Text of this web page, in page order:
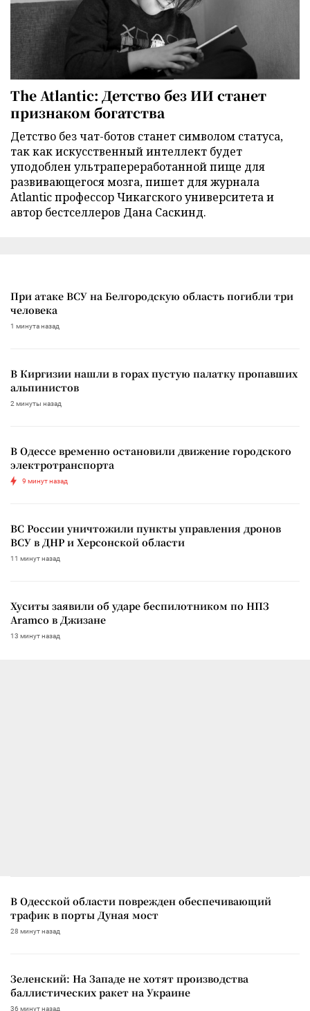
The Atlantic: Детство без ИИ станет
признаком богатства
Детство без чат-ботов станет символом статуса,
так как искусственный интеллект будет
уподоблен ультрапереработанной пище для
развивающегося мозга, пишет для журнала
Atlantic профессор Чикагского университета и
автор бестселлеров Дана Саскинд.
При атаке ВСУ на Белгородскую область погибли три
человека
1 минута назад
В Киргизии нашли в горах пустую палатку пропавших
альпинистов
2 минуты назад
В Одессе временно остановили движение городского
электротранспорта
9 минут назад
ВС России уничтожили пункты управления дронов
ВСУ в ДНР и Херсонской области
11 минут назад
Хуситы заявили об ударе беспилотником по НПЗ
Aramco в Джизане
13 минут назад
В Одесской области поврежден обеспечивающий
трафик в порты Дуная мост
28 минут назад
Зеленский: На Западе не хотят производства
баллистических ракет на Украине
36 минут назад